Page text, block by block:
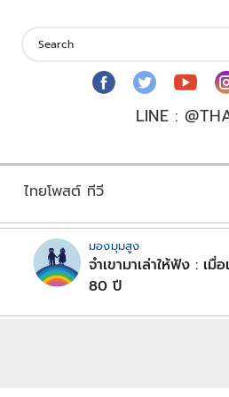
LINE :
ไทยโพสต์ ทีวี
มองมุมสูง
จำเขามาเล่าให้ฟัง : เมื่อ
80 ปี